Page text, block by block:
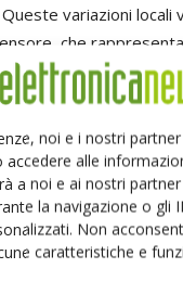
noi e i nostri
alle
a noi e ai nostri
la navigazione o gli
Non
caratteristiche e
variazioni locali
che
vari vantaggi, perlopiù
dello strato
anche se la
inoltre, può
diretto con la
di minuscole
elettriche.